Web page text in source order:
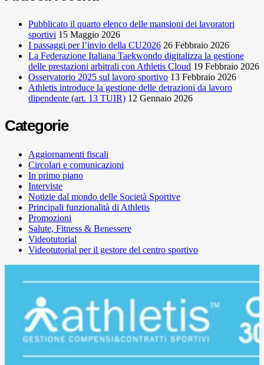
Pubblicato il quarto elenco delle mansioni dei lavoratori
sportivi 15 Maggio 2026
I passaggi per l’invio della CU2026 26 Febbraio 2026
La Federazione Italiana Taekwondo digitalizza la gestione
delle prestazioni arbitrali con Athletis Cloud 19 Febbraio 2026
Osservatorio 2025 sul lavoro sportivo 13 Febbraio 2026
Athletis introduce la gestione delle detrazioni da lavoro
dipendente (art. 13 TUIR) 12 Gennaio 2026
Categorie
Aggiornamenti fiscali
Circolari e comunicazioni
In primo piano
Interviste
Notizie dal mondo delle Società Sportive
Principali funzionalità di Athletis
Promozioni
Salute, Fitness & Benessere
Videotutorial
Videotutorial per il gestore del centro sportivo